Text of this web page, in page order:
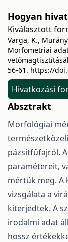
Hogyan
Kiválasztott
Varga, K.,
Morfometriai
56-61. https://
Hivatkozási
Absztrakt
Morfológiai
pázsitfűfajról.
paramétereit,
mértük meg. A
vizsgálata a
kiterjedtek. A
irodalmi adat
hossz